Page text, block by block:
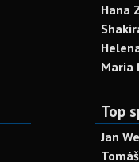
Hana
Maria
Top
Jan